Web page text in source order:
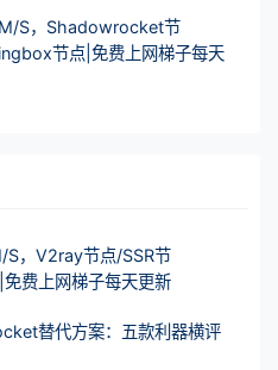
S，Shadowrocket节
节点|免费上网梯子每天
，V2ray节点/SSR节
费上网梯子每天更新
替代方案：五款利器横评